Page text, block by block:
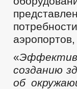
«
созданию
об